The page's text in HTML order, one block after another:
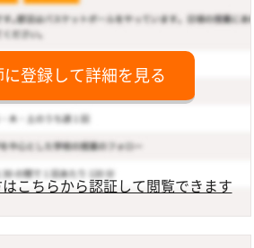
に登録して詳細を見る
こちらから認証して閲覧できます